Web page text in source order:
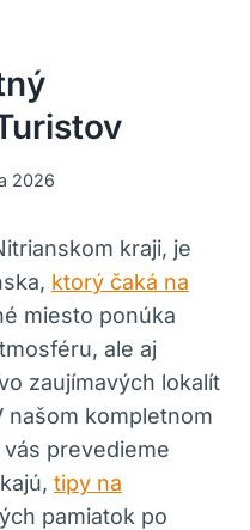
2026
kraji,‍ je
ktorý čaká na
miesto ponúka
ale aj
zaujímavých lokalít⁤
našom kompletnom
‍prevedieme
tipy na
pamiatok po